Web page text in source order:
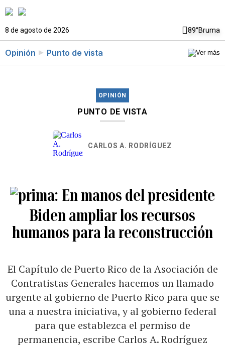
8 de agosto de 2026 89°Bruma
Opinión Punto de vista
OPINIÓN
PUNTO DE VISTA
CARLOS A. RODRÍGUEZ
En manos del presidente
Biden ampliar los recursos
humanos para la reconstrucción
El Capítulo de Puerto Rico de la Asociación de
Contratistas Generales hacemos un llamado
urgente al gobierno de Puerto Rico para que se
una a nuestra iniciativa, y al gobierno federal
para que establezca el permiso de
permanencia, escribe Carlos A. Rodríguez